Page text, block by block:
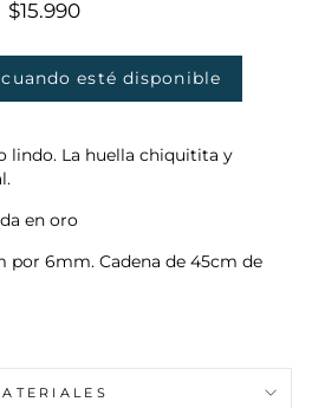
Precio
$15.990
esté disponible
lindo. La huella chiquitita y
en oro
por 6mm. Cadena de 45cm de